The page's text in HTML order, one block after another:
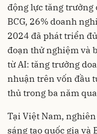
động lực tăng trưởng
BCG, 26% doanh
2024 đã phát triển
đoạn thử nghiệm và
từ AI: tăng trưởng
nhuận trên vốn đầu
thủ trong ba năm
Tại Việt Nam,
sáng tạo quốc gia và